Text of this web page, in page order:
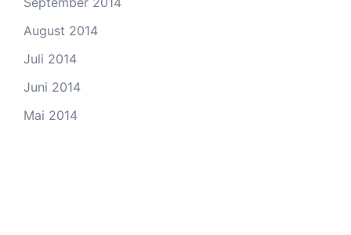
August 2014
Juli 2014
Juni 2014
Mai 2014